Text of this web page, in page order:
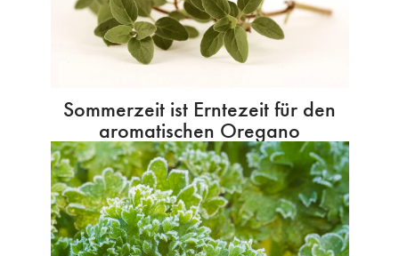
Sommerzeit ist Erntezeit für den
aromatischen Oregano